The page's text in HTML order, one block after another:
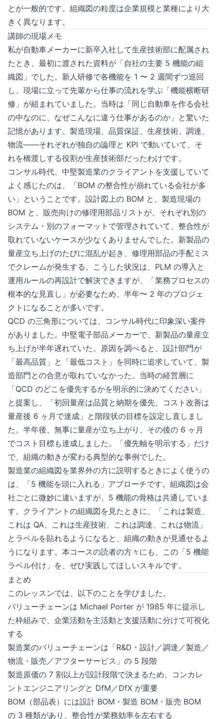
とが一般的です。組織図の粒度は企業規模と業種により大
きく異なります。
講師の現場メモ
私が自動車メーカーに新卒入社して生産技術部に配属され
たとき、最初に渡された資料が「自社の主要 5 機能の組
織図」でした。新人研修で各機能を 1 〜 2 週間ずつ巡回
し、現場に立って先輩から仕事の流れを学ぶ「機能横断研
修」が組まれていました。当時は「同じ自動車を作る会社
の中なのに、なぜこんなに違う仕事があるのか」と驚いた
記憶があります。製造現場、品質保証、生産技術、調達、
物流——それぞれが独自の論理と KPI で動いていて、そ
れを橋渡しする役割が生産技術部だったわけです。
コンサル時代、中堅製造業のクライアントを支援していて
よく感じたのは、「BOM の整合性が崩れている会社が多
い」ということです。設計図上の BOM と、製造現場の
BOM と、販売向けの修理用部品リストが、それぞれ別の
システム・別のフォーマットで管理されていて、整合性が
取れていないケースが少なくありませんでした。新製品の
量産立ち上げのたびに混乱が起き、修理用部品の手配ミス
でクレームが発生する。こうした状況は、PLM の導入と
運用ルールの再設計で解決できますが、「業務プロセスの
根本的な見直し」が必要なため、半年〜 2 年のプロジェ
クトになることが多いです。
QCD の三角形については、コンサル時代に印象深い案件
がありました。中堅電子部品メーカーで、新製品の量産立
ち上げが半年遅れていた。原因を調べると、設計部門が
「最高品質」と「最低コスト」を同時に追求していて、製
造部門との合意が取れていなかった。当時の経営層に
「QCD のどこを優先するかを明示的に決めてください」
と提案し、「初回量産は品質と納期を優先、コスト改善は
量産後 6 ヶ月で達成」と階段状の目標を設定し直しまし
た。半年後、無事に量産が立ち上がり、その後の 6 ヶ月
でコスト目標も達成しました。「優先軸を明示する」だけ
で、組織の動きが変わる典型的な事例でした。
製造業の組織図を業界外の方に説明するときによく使うの
は、「5 機能を頭に入れる」アプローチです。組織図は会
社ごとに微妙に違いますが、5 機能の骨格は共通していま
す。クライアントの組織図を見たときに、「これは製造、
これは QA、これは生産技術、これは調達、これは物流」
とラベルを貼れるようになると、組織の動きが見通せるよ
うになります。本コースの読者の方々にも、この「5 機能
ラベル付け」を、ぜひ実践してほしいスキルです。
まとめ
このレッスンでは、以下のことを学びました。
バリューチェーンは Michael Porter が 1985 年に提示し
た枠組みで、企業活動を主活動と支援活動に分けて可視化
する
製造業のバリューチェーンは「R&D・設計／調達／製造／
物流・販売／アフターサービス」の 5 段階
製造原価の 7 割以上が設計段階で決まるため、コンカレ
ントエンジニアリングと DfM／DfX が重要
BOM（部品表）には設計 BOM・製造 BOM・販売 BOM
の 3 種類があり、整合性が業務効率を左右する